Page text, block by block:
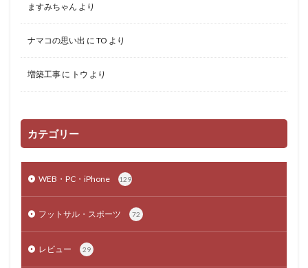
ますみちゃん より
ナマコの思い出 に TO より
増築工事 に トウ より
カテゴリー
WEB・PC・iPhone 129
フットサル・スポーツ 72
レビュー 29